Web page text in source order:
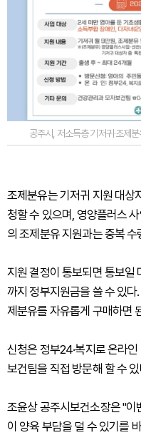
공주시, 저소득층 기저귀·조제
조제분유는 기저귀 지원 대상
청할 수 있으며, 영양플러스
의 조제분유 지원과는 중복 수
지원 결정이 통보되면 통보일
까지 정부지원금을 쓸 수 있
제분유를 자유롭게 구매하면
신청은 정부24·복지로 온라
보건팀을 직접 방문해 할 수
조윤상 공주시보건소장은 "이
이 양육 부담을 덜 수 있기를